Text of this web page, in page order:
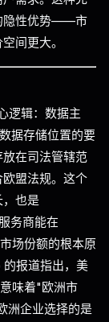
隐性优势——市
间更大。
逻辑：数据主
据存储位置的要
在司法管辖范
盟法规。这个
，也是
务商能在
场份额的根本原
报道指出，美
味着"欧洲市
洲企业选择的是